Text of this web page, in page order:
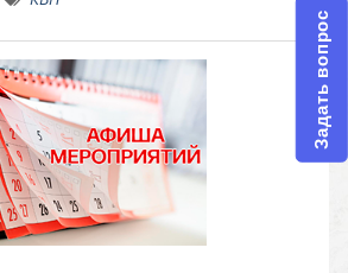
e
gr
a
m
at
s
A
p
p
y
Li
n
k
Задать вопрос